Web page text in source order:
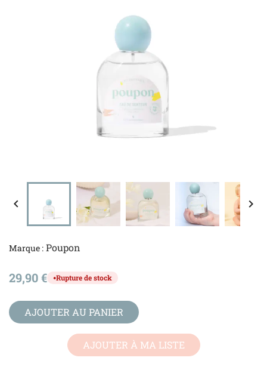
 
Marque : Poupon
29,90 € ●Rupture de stock
AJOUTER AU PANIER
AJOUTER À MA LISTE